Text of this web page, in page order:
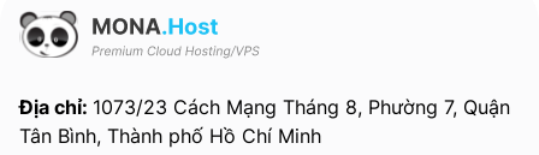
Địa chỉ: 1073/23 Cách Mạng Tháng 8, Phường 7, Quận
Tân Bình, Thành phố Hồ Chí Minh